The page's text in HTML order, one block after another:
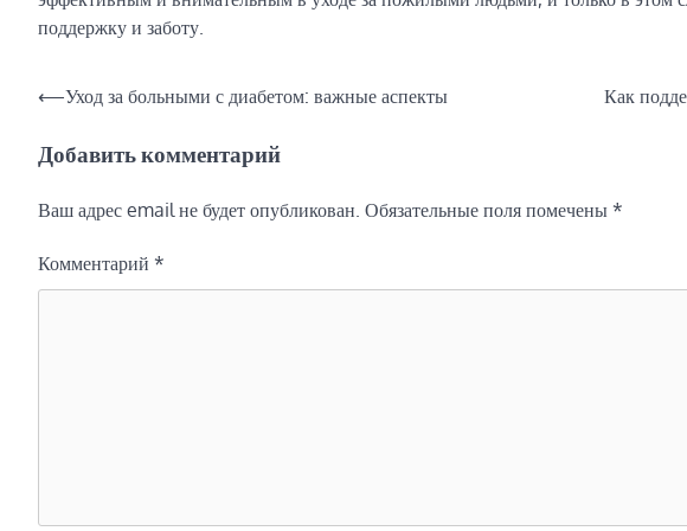
поддержку и заботу.
Навигация
записям
⟵Уход за больными с диабетом: важные аспекты Как
Добавить комментарий
Ваш адрес email не будет опубликован. Обязательные поля помечены *
Комментарий *